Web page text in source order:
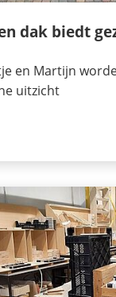
dak biedt
en Martijn
uitzicht